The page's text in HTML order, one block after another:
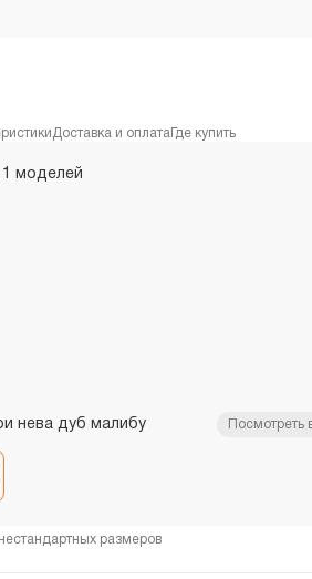
Доставка и оплата Где купить
1 моделей
нева дуб малибу Посмотреть
размеров